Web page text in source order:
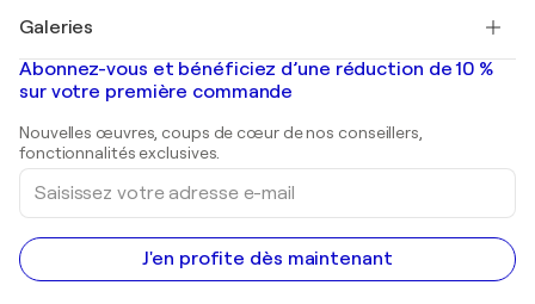
Banksy
Mr. Brainwash
Shepard Fairey
Tableaux abstraits à vendre
Peintures de paysage
Estampes
Peintures acryliques
Galeries
Galeries d'art en France
Galeries d'art en Belgique
Abonnez-vous et bénéficiez d’une réduction de 10 %
sur votre première commande
Nouvelles œuvres, coups de cœur de nos conseillers,
fonctionnalités exclusives.
Saisissez
votre
adresse
e-
mail
J'en profite dès maintenant